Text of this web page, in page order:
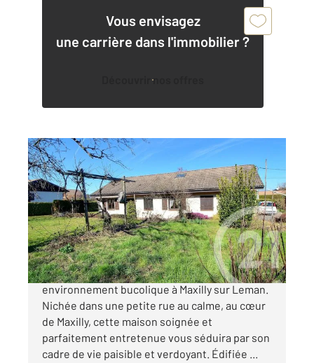
Vous envisagez
une carrière dans l'immobilier ?
Découvrir nos offres
MAXILLY SUR LEMAN 74
100 m 2, 5 pièces
Ref : 156421
Maison à vendre
490 000 €
À VENDRE Maison soignée dans un
environnement bucolique à Maxilly sur Leman.
Nichée dans une petite rue au calme, au cœur
de Maxilly, cette maison soignée et
parfaitement entretenue vous séduira par son
cadre de vie paisible et verdoyant. Édifiée ...